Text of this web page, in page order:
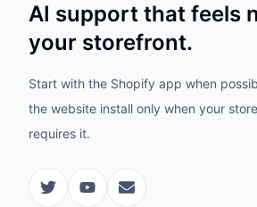
AI support that feels
your storefront.
Start with the Shopify app when
the website install only when your
requires it.